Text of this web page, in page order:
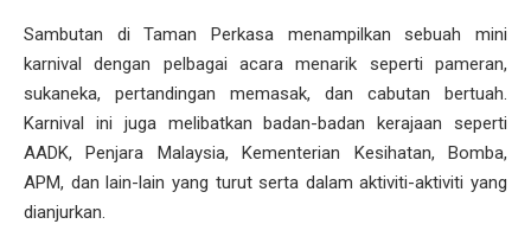
Sambutan di Taman Perkasa menampilkan sebuah mini
karnival dengan pelbagai acara menarik seperti pameran,
sukaneka, pertandingan memasak, dan cabutan bertuah.
Karnival ini juga melibatkan badan-badan kerajaan seperti
AADK, Penjara Malaysia, Kementerian Kesihatan, Bomba,
APM, dan lain-lain yang turut serta dalam aktiviti-aktiviti yang
dianjurkan.